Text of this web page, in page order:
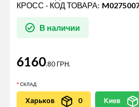
КРОСС - КОД ТОВАРА:
В наличии
6160.80 ГРН.
СКЛАД
Харьков 0 Киев